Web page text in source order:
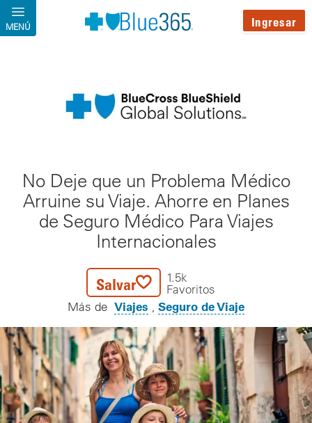
Pasar al contenido principal
MENÚ Ingresar
No Deje que un Problema Médico
Arruine su Viaje. Ahorre en Planes
de Seguro Médico Para Viajes
Internacionales
Salvar
1.5k
Favoritos
Más de Viajes Seguro de Viaje